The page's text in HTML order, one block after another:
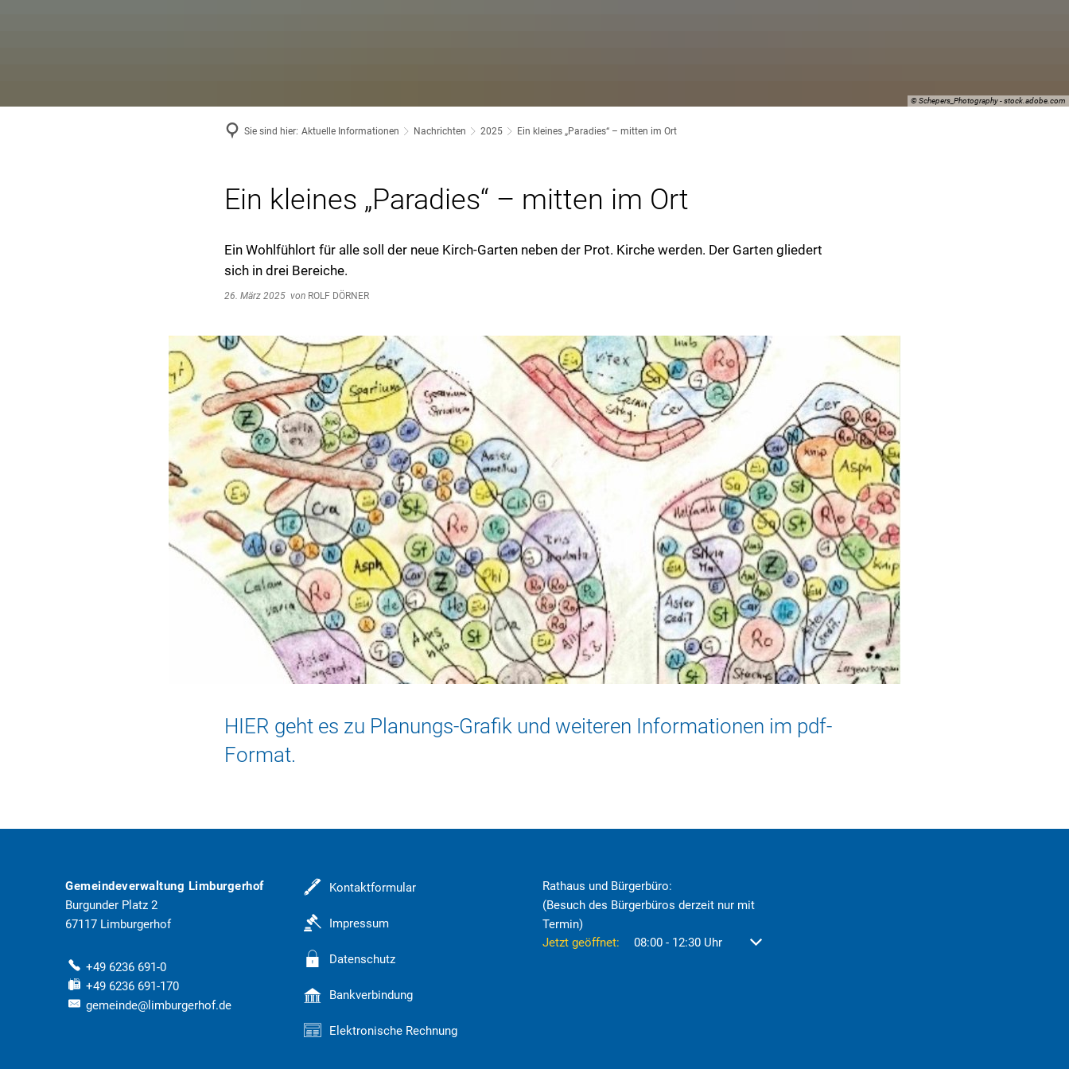
© Schepers_Photography - stock.adobe.com
Sie sind hier: Aktuelle Informationen Nachrichten 2025 Ein kleines „Paradies“ – mitten im Ort
Ein kleines „Paradies“ – mitten im Ort
Ein Wohlfühlort für alle soll der neue Kirch-Garten neben der Prot. Kirche werden. Der Garten gliedert
sich in drei Bereiche.
26. März 2025 von ROLF DÖRNER
HIER geht es zu Planungs-Grafik und weiteren Informationen im pdf-
Format.
Gemeindeverwaltung Limburgerhof
Burgunder Platz 2
67117 Limburgerhof
+49 6236 691-0
+49 6236 691-170
gemeinde@limburgerhof.de
Kontaktformular
Impressum
Datenschutz
Bankverbindung
Elektronische Rechnung
Rathaus und Bürgerbüro:
(Besuch des Bürgerbüros derzeit nur mit
Termin)
Klicken, um weitere Öffnungs- oder Schließzeiten auszublenden
Jetzt geöffnet: 08:00 - 12:30 Uhr Von 08:00 bis 12:30 Uhr